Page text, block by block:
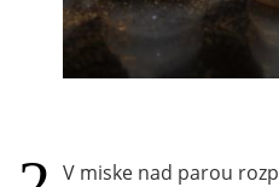
V miske nad parou